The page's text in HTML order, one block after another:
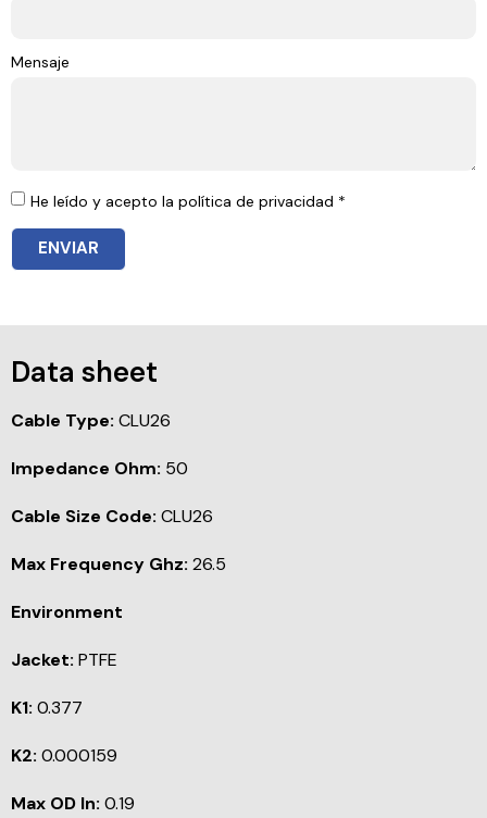
Mensaje
He leído y acepto la política de privacidad *
ENVIAR
Data sheet
Cable Type: CLU26
Impedance Ohm: 50
Cable Size Code: CLU26
Max Frequency Ghz: 26.5
Environment
Jacket: PTFE
K1: 0.377
K2: 0.000159
Max OD In: 0.19